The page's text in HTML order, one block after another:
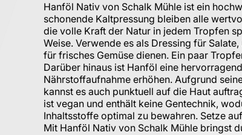
Hanföl Nativ von Schalk Mühle ist ein
schonende Kaltpressung bleiben alle
die volle Kraft der Natur in jedem Tropfen
Weise. Verwende es als Dressing für
für frisches Gemüse dienen. Ein paar
Darüber hinaus ist Hanföl eine
Nährstoffaufnahme erhöhen. Aufgrund
kannst es auch punktuell auf die Haut
ist vegan und enthält keine Gentechnik,
Inhaltsstoffe optimal zu bewahren. Setze
Mit Hanföl Nativ von Schalk Mühle bringst